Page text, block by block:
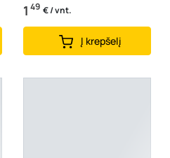
1 49 € / vnt.
Į krepšelį